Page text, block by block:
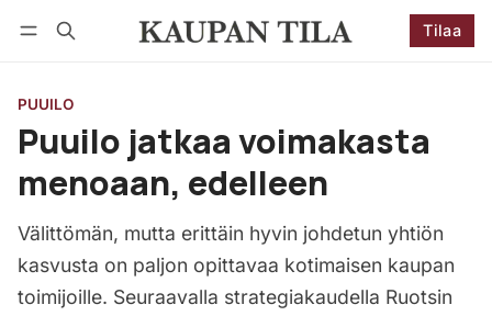
Tilaa
PUUILO
Puuilo jatkaa voimakasta
menoaan, edelleen
Välittömän, mutta erittäin hyvin johdetun yhtiön
kasvusta on paljon opittavaa kotimaisen kaupan
toimijoille. Seuraavalla strategiakaudella Ruotsin